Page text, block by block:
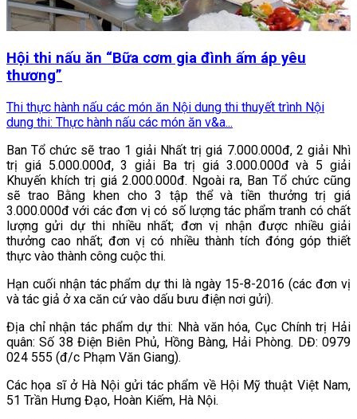
Hội thi nấu ăn “Bữa cơm gia đình ấm áp yêu
thương”
Thi thực hành nấu các món ăn Nội dung thi thuyết trình Nội
dung thi: Thực hành nấu các món ăn v&a...
Ban Tổ chức sẽ trao 1 giải Nhất trị giá 7.000.000đ, 2 giải Nhì
trị giá 5.000.000đ, 3 giải Ba trị giá 3.000.000đ và 5 giải
Khuyến khích trị giá 2.000.000đ. Ngoài ra, Ban Tổ chức cũng
sẽ trao Bằng khen cho 3 tập thể và tiền thưởng trị giá
3.000.000đ với các đơn vị có số lượng tác phẩm tranh có chất
lượng gửi dự thi nhiều nhất; đơn vị nhận được nhiều giải
thưởng cao nhất; đơn vị có nhiều thành tích đóng góp thiết
thực vào thành công cuộc thi.
Hạn cuối nhận tác phẩm dự thi là ngày 15-8-2016 (các đơn vị
và tác giả ở xa căn cứ vào dấu bưu điện nơi gửi).
Địa chỉ nhận tác phẩm dự thi: Nhà văn hóa, Cục Chính trị Hải
quân: Số 38 Điện Biên Phủ, Hồng Bàng, Hải Phòng. DĐ: 0979
024 555 (đ/c Phạm Văn Giang).
Các họa sĩ ở Hà Nội gửi tác phẩm về Hội Mỹ thuật Việt Nam,
51 Trần Hưng Đạo, Hoàn Kiếm, Hà Nội.